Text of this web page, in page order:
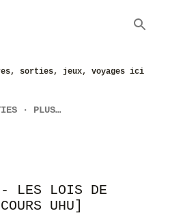
sorties, jeux, voyages ici
PLUS…
LES LOIS DE
UHU]